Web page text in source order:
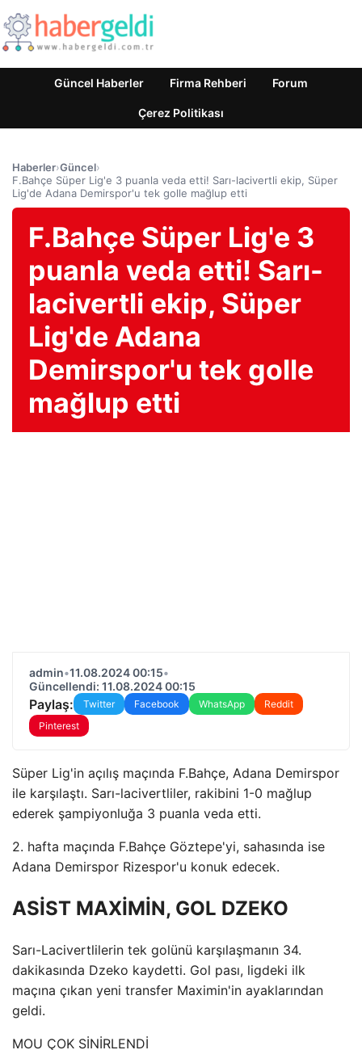
Güncel Haberler Firma Rehberi Forum
Çerez Politikası
Haberler›Güncel›
F.Bahçe Süper Lig'e 3 puanla veda etti! Sarı-lacivertli ekip, Süper
Lig'de Adana Demirspor'u tek golle mağlup etti
F.Bahçe Süper Lig'e 3
puanla veda etti! Sarı-
lacivertli ekip, Süper
Lig'de Adana
Demirspor'u tek golle
mağlup etti
admin•11.08.2024 00:15•
Güncellendi: 11.08.2024 00:15
Paylaş: Twitter Facebook WhatsApp
Reddit
Pinterest
Süper Lig'in açılış maçında F.Bahçe, Adana Demirspor
ile karşılaştı. Sarı-lacivertliler, rakibini 1-0 mağlup
ederek şampiyonluğa 3 puanla veda etti.
2. hafta maçında F.Bahçe Göztepe'yi, sahasında ise
Adana Demirspor Rizespor'u konuk edecek.
ASİST MAXİMİN, GOL DZEKO
Sarı-Lacivertlilerin tek golünü karşılaşmanın 34.
dakikasında Dzeko kaydetti. Gol pası, ligdeki ilk
maçına çıkan yeni transfer Maximin'in ayaklarından
geldi.
MOU ÇOK SİNİRLENDİ